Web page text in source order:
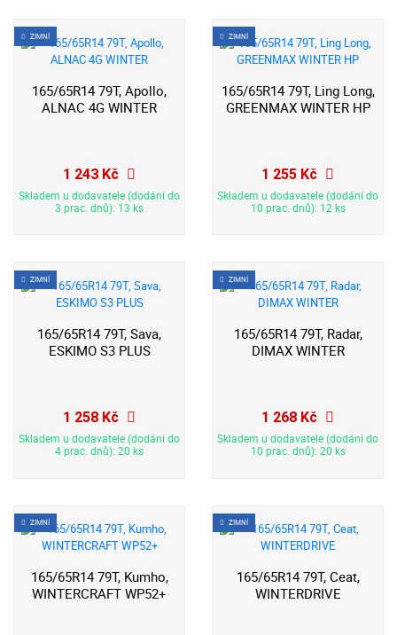
ZIMNÍ
165/65R14 79T, Apollo,
ALNAC 4G WINTER
1 243 Kč
Skladem u dodavatele (dodání do
3 prac. dnů): 13 ks
ZIMNÍ
165/65R14 79T, Ling Long,
GREENMAX WINTER HP
1 255 Kč
Skladem u dodavatele (dodání do
10 prac. dnů): 12 ks
ZIMNÍ
165/65R14 79T, Sava,
ESKIMO S3 PLUS
1 258 Kč
Skladem u dodavatele (dodání do
4 prac. dnů): 20 ks
ZIMNÍ
165/65R14 79T, Radar,
DIMAX WINTER
1 268 Kč
Skladem u dodavatele (dodání do
10 prac. dnů): 20 ks
ZIMNÍ
165/65R14 79T, Kumho,
WINTERCRAFT WP52+
ZIMNÍ
165/65R14 79T, Ceat,
WINTERDRIVE